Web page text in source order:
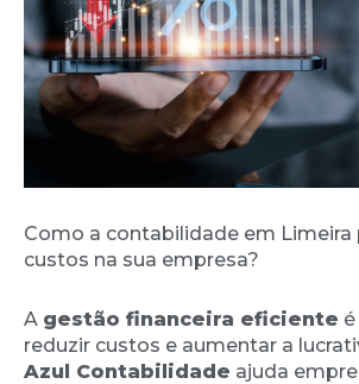
Como a contabilidade em Limeira
custos na sua empresa?
A gestão financeira eficiente
reduzir custos e aumentar a
Azul Contabilidade ajuda